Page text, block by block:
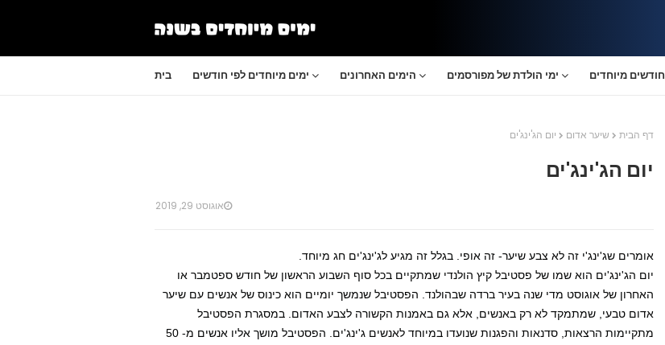
בית ימים מיוחדים לפי חודשים הימים האחרונים ימי הולדת של מפורסמים חודשים מיוחדים
דף הבית שיער אדום יום הג'ינג'ים
יום הג'ינג'ים
אוגוסט 29, 2019
אומרים שג'ינג'י זה לא צבע שיער- זה אופי. בגלל זה מגיע לג'ינג'ים חג מיוחד.
יום הג'ינג'ים הוא שמו של פסטיבל קיץ הולנדי שמתקיים בכל סוף השבוע הראשון של חודש ספטמבר או
האחרון של אוגוסט מדי שנה בעיר ברדה שבהולנד. הפסטיבל שנמשך יומיים הוא כינוס של אנשים עם שיער
אדום טבעי, שמתמקד לא רק באנשים, אלא גם באמנות הקשורה לצבע האדום. במסגרת הפסטיבל
מתקיימות הרצאות, סדנאות והפגנות שנועדו במיוחד לאנשים ג'ינג'ים. הפסטיבל מושך אליו אנשים מ- 50